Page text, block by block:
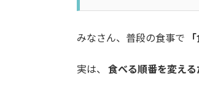
みなさん、普段の食事で
実は、食べる順番を変え